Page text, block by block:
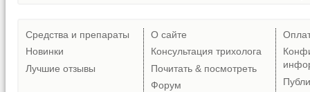
Средства и препараты
Новинки
Лучшие отзывы
О сайте
Консультация трихолога
Почитать & посмотреть
Форум